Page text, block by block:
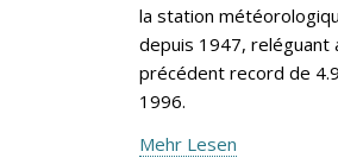
la station
depuis 1947, reléguant
précédent record de
1996.
Mehr Lesen